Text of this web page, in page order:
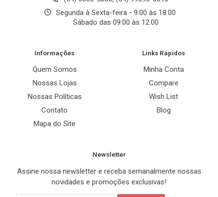
Segunda à Sexta-feira - 9:00 às 18:00
Sábado das 09:00 às 12:00
Informações
Quem Somos
Nossas Lojas
Nossas Políticas
Contato
Mapa do Site
Links Rápidos
Minha Conta
Compare
Wish List
Blog
Newsletter
Assine nossa newsletter e receba semanalmente nossas
novidades e promoções exclusivas!